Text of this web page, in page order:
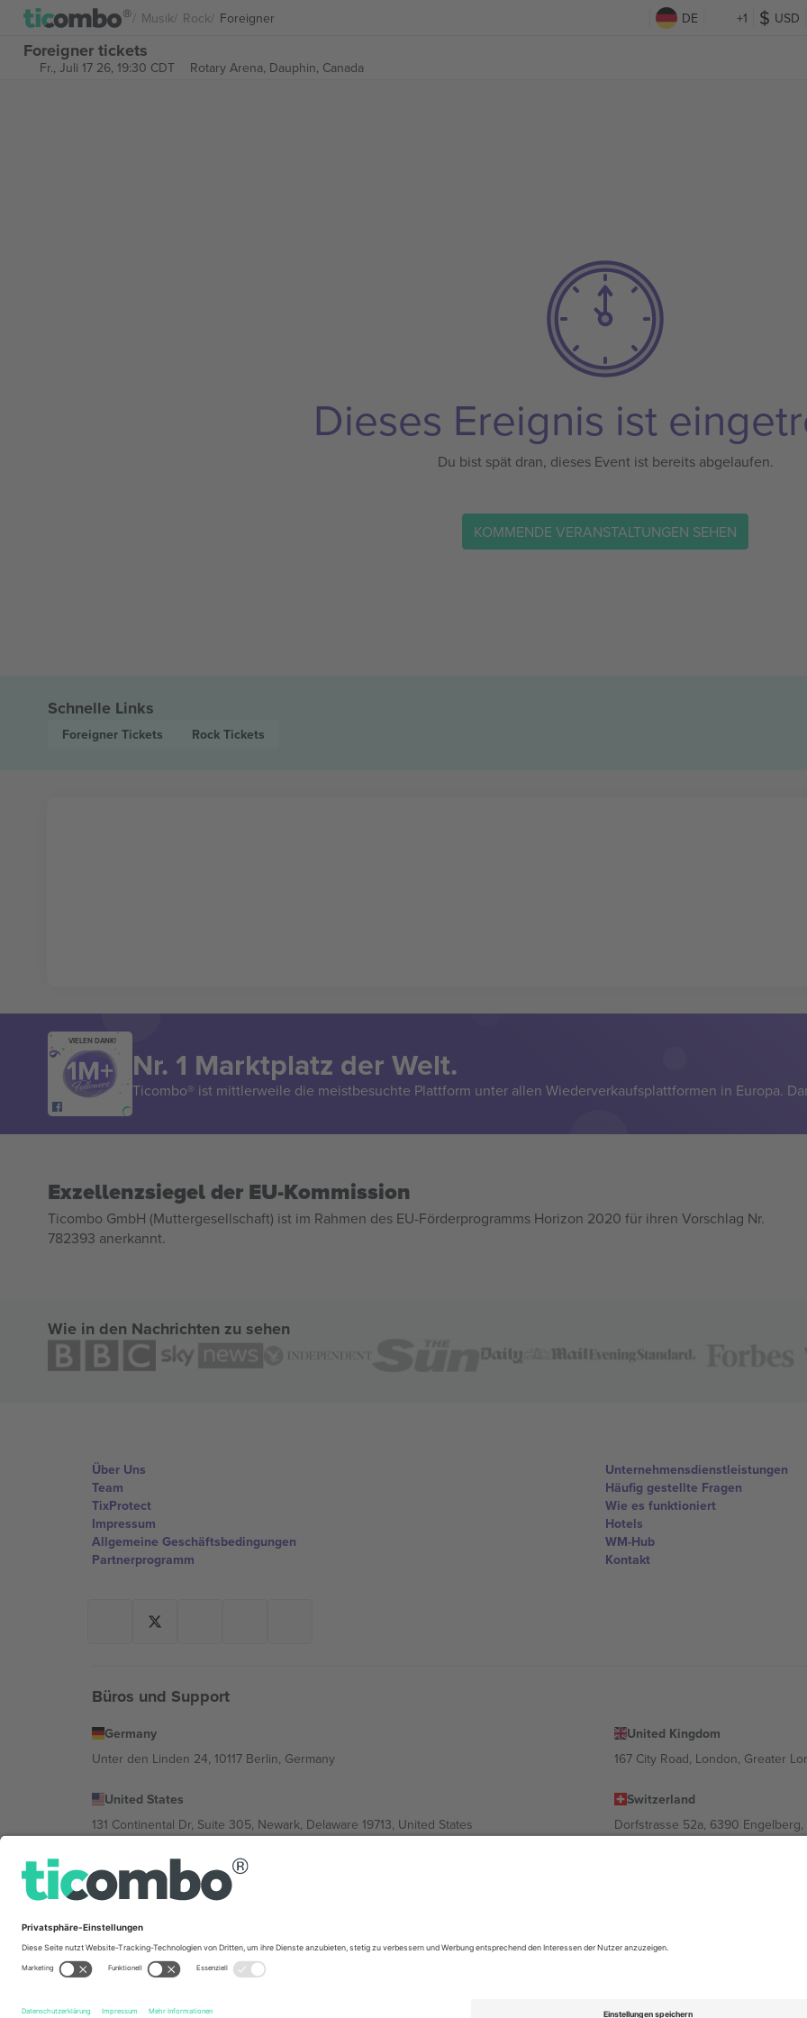
Musik Rock Foreigner DE +1 USD
Foreigner tickets
Fr., Juli 17 26, 19:30 CDT Rotary Arena, Dauphin, Canada
Dieses Ereignis ist
Du bist spät dran, dieses Event ist bereits abgelaufen.
KOMMENDE VERANSTALTUNGEN SEHEN
Schnelle Links
Foreigner Tickets Rock Tickets
VIELEN DANK!
Nr. 1 Marktplatz der Welt.
Ticombo® ist mittlerweile die meistbesuchte Plattform unter allen Wiederverkaufsplattformen in Europa.
Exzellenzsiegel der EU-Kommission
Ticombo GmbH (Muttergesellschaft) ist im Rahmen des EU-Förderprogramms Horizon 2020 für ihren Vorschlag Nr.
782393 anerkannt.
Wie in den Nachrichten zu sehen
Über Uns
Team
TixProtect
Impressum
Allgemeine Geschäftsbedingungen
Partnerprogramm
Unternehmensdienstleistungen
Häufig gestellte Fragen
Wie es funktioniert
Hotels
WM-Hub
Kontakt
Büros und Support
Germany
Unter den Linden 24, 10117 Berlin, Germany
United Kingdom
167 City Road, London, Greater
United States
131 Continental Dr, Suite 305, Newark, Delaware 19713, United States
Switzerland
Dorfstrasse 52a, 6390 Engelberg,
Bulgaria
Regus Sofia City West, bul Totleben 53-55, 1606 Sofia, Bulgaria
Mexico
Av Chapultepec 360, Roma Norte, Cuauhtémoc, 06700 Ciudad de México, CDMX, Mexico
im Impressum und in den Allgemeinen Geschäftsbedingungen.,
© 2026 Ticombo. Alle Rechte vorbehalten.